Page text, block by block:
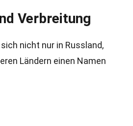
Verbreitung
nicht nur in Russland,
Ländern einen Namen